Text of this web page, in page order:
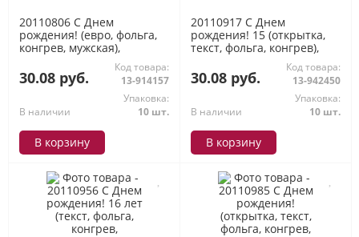
20110806 С Днем
рождения! (евро, фольга,
конгрев, мужская),
30.08 руб.
Код товара:
13-914157
В наличии
Упаковка:
10 шт.
В корзину
20110917 С Днем
рождения! 15 (открытка,
текст, фольга, конгрев),
30.08 руб.
Код товара:
13-942450
В наличии
Упаковка:
10 шт.
В корзину